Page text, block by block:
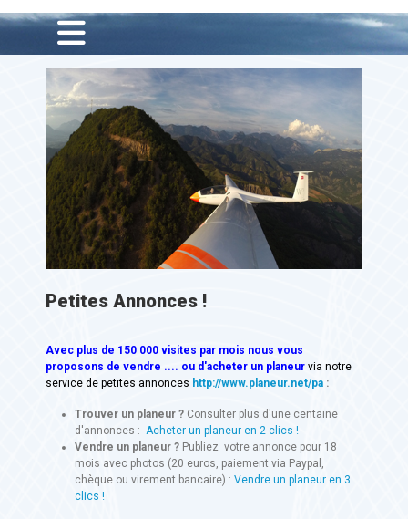
Petites Annonces !
Avec plus de 150 000 visites par mois nous vous
proposons de vendre .... ou d'acheter un planeur via notre
service de petites annonces http://www.planeur.net/pa :
Trouver un planeur ? Consulter plus d'une centaine
d'annonces : Acheter un planeur en 2 clics !
Vendre un planeur ? Publiez votre annonce pour 18
mois avec photos (20 euros, paiement via Paypal,
chèque ou virement bancaire) : Vendre un planeur en 3
clics !